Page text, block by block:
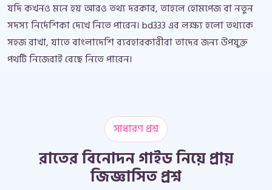
যদি কখনও মনে হয় আরও তথ্য দরকার, তাহলে হোমপেজ বা নতুন
সদস্য নির্দেশিকা দেখে নিতে পারেন। bd333 এর লক্ষ্য হলো তথ্যকে
সহজ রাখা, যাতে বাংলাদেশি ব্যবহারকারীরা তাদের জন্য উপযুক্ত
পথটি নিজেরাই বেছে নিতে পারেন।
সাধারণ প্রশ্ন
রাতের বিনোদন গাইড নিয়ে প্রায়
জিজ্ঞাসিত প্রশ্ন